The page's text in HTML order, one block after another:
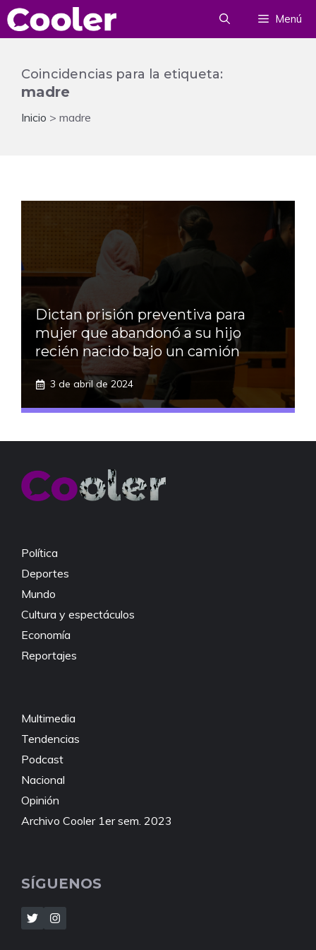
Saltar
al
Menú
Coincidencias para la etiqueta:
madre
Inicio > madre
Dictan prisión preventiva para
mujer que abandonó a su hijo
recién nacido bajo un camión
3 de abril de 2024
Política
Deportes
Mundo
Cultura y espectáculos
Economía
Reportajes
Multimedia
Tendencias
Podcast
Nacional
Opinión
Archivo Cooler 1er sem. 2023
SÍGUENOS